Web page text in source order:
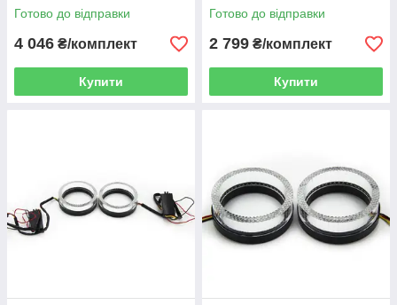
Готово до відправки
4 046 ₴/комплект
Купити
Готово до відправки
2 799 ₴/комплект
Купити